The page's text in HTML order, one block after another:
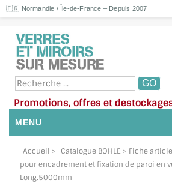
🇫🇷 Normandie / Île-de-France – Depuis 2007
Promotions, offres et
MENU
NOUS CONTACTER
MON COMPTE / SE CONNECTER
Accueil > Catalogue BOHLE > Fiche
pour encadrement et fixation de paroi en
Long.5000mm